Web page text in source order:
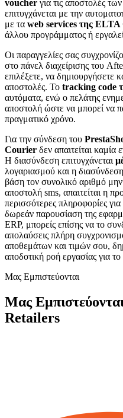
voucher για τις αποστολές
επιτυγχάνεται με την
με τα web services της
άλλου προγράμματος ή
Οι παραγγελίες σας
στο πάνελ διαχείρισης του
επιλέξετε, να δημιουργήσετε
αποστολές. Το tracking code
αυτόματα, ενώ ο πελάτης
αποστολή ώστε να μπορεί να
πραγματικό χρόνο.
Για την σύνδεση του
Courier δεν απαιτείται καμία
H διασύνδεση επιτυγχάνεται
λογαριασμού και η
βάση τον συνολικό αριθμό
αποστολή sms, απαιτείται η
περισσότερες πληροφορίες
δωρεάν παρουσίαση της
ERP, μπορείς επίσης να το
απολαύσεις πλήρη
αποθεμάτων και τιμών σου,
αποδοτική ροή εργασίας για
Μας Εμπιστεύονται
Μας
Retailers